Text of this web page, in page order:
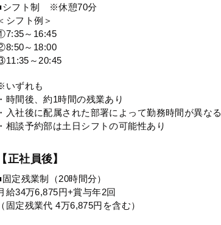
シフト制 ※休憩70分
シフト例＞
～16:45
～18:00
～20:45
いずれも
時間後、約1時間の残業あり
入社後に配属された部署によって勤務時間が異なる
相談予約部は土日シフトの可能性あり
正社員後】
定残業制（20時間分）
給34万6,875円+賞与年2回
固定残業代 4万6,875円を含む）